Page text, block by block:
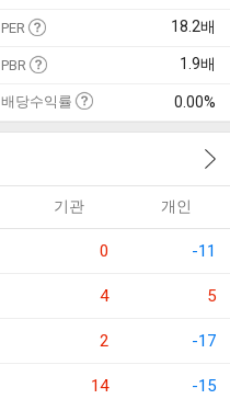
PER 18.2배
PBR 1.9배
배당수익률 0.00%
기관 개인
0 -11
4 5
2 -17
14 -15